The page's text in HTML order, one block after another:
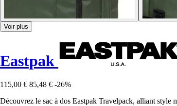
Voir plus
Eastpak
115,00 € 85,48 € -26%
Découvrez le sac à dos Eastpak Travelpack, alliant